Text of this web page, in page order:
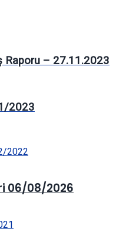
Raporu – 27.11.2023
2023
06/08/2026